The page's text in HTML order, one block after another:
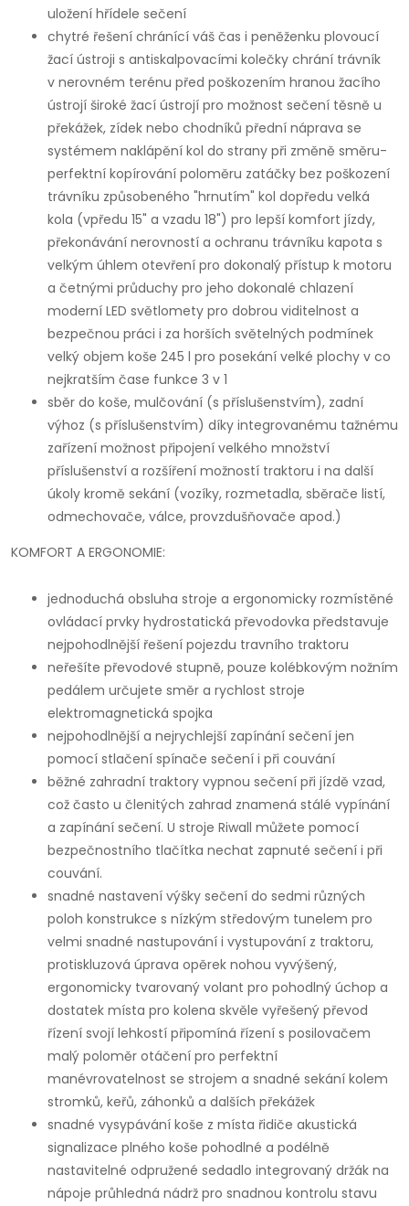
uložení hřídele sečení
chytré řešení chránící váš čas i peněženku plovoucí
žací ústroji s antiskalpovacími kolečky chrání trávník
v nerovném terénu před poškozením hranou žacího
ústrojí široké žací ústrojí pro možnost sečení těsně u
překážek, zídek nebo chodníků přední náprava se
systémem naklápění kol do strany při změně směru-
perfektní kopírování poloměru zatáčky bez poškození
trávníku způsobeného "hrnutím" kol dopředu velká
kola (vpředu 15" a vzadu 18") pro lepší komfort jízdy,
překonávání nerovností a ochranu trávníku kapota s
velkým úhlem otevření pro dokonalý přístup k motoru
a četnými průduchy pro jeho dokonalé chlazení
moderní LED světlomety pro dobrou viditelnost a
bezpečnou práci i za horších světelných podmínek
velký objem koše 245 l pro posekání velké plochy v co
nejkratším čase funkce 3 v 1
sběr do koše, mulčování (s příslušenstvím), zadní
výhoz (s příslušenstvím) díky integrovanému tažnému
zařízení možnost připojení velkého množství
příslušenství a rozšíření možností traktoru i na další
úkoly kromě sekání (vozíky, rozmetadla, sběrače listí,
odmechovače, válce, provzdušňovače apod.)
KOMFORT A ERGONOMIE:
jednoduchá obsluha stroje a ergonomicky rozmístěné
ovládací prvky hydrostatická převodovka představuje
nejpohodlnější řešení pojezdu travního traktoru
neřešíte převodové stupně, pouze kolébkovým nožním
pedálem určujete směr a rychlost stroje
elektromagnetická spojka
nejpohodlnější a nejrychlejší zapínání sečení jen
pomocí stlačení spínače sečení i při couvání
běžné zahradní traktory vypnou sečení při jízdě vzad,
což často u členitých zahrad znamená stálé vypínání
a zapínání sečení. U stroje Riwall můžete pomocí
bezpečnostního tlačítka nechat zapnuté sečení i při
couvání.
snadné nastavení výšky sečení do sedmi různých
poloh konstrukce s nízkým středovým tunelem pro
velmi snadné nastupování i vystupování z traktoru,
protiskluzová úprava opěrek nohou vyvýšený,
ergonomicky tvarovaný volant pro pohodlný úchop a
dostatek místa pro kolena skvěle vyřešený převod
řízení svojí lehkostí připomíná řízení s posilovačem
malý poloměr otáčení pro perfektní
manévrovatelnost se strojem a snadné sekání kolem
stromků, keřů, záhonků a dalších překážek
snadné vysypávání koše z místa řidiče akustická
signalizace plného koše pohodlné a podélně
nastavitelné odpružené sedadlo integrovaný držák na
nápoje průhledná nádrž pro snadnou kontrolu stavu